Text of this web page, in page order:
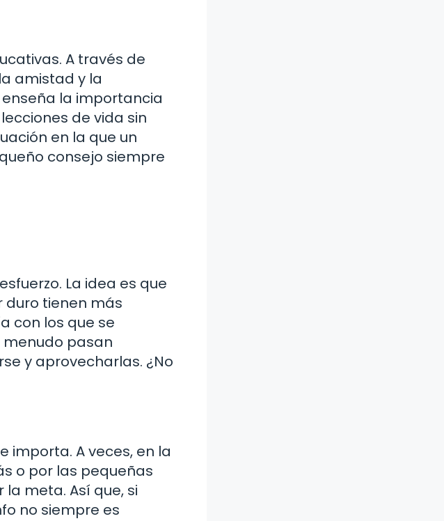
A través de
amistad y la
la importancia
de vida sin
en la que un
consejo siempre
La idea es que
tienen más
con los que se
menudo pasan
y aprovecharlas. ¿No
importa. A veces, en la
o por las pequeñas
meta. Así que, si
no siempre es